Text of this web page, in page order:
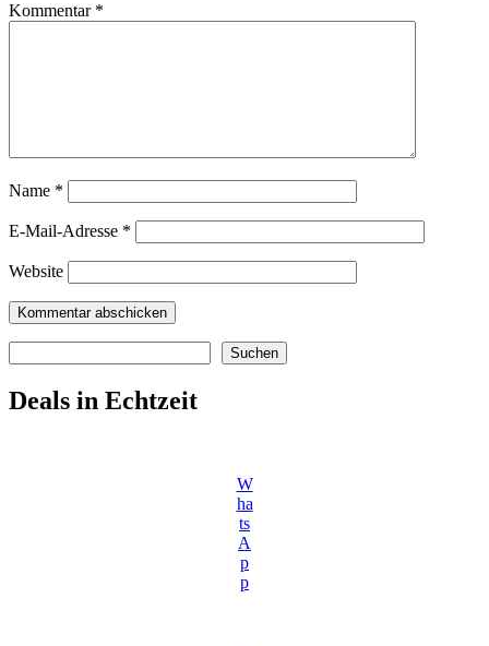
Kommentar *
Name *
E-Mail-Adresse *
Website
Suchen
Deals in Echtzeit
W
ha
ts
A
p
p